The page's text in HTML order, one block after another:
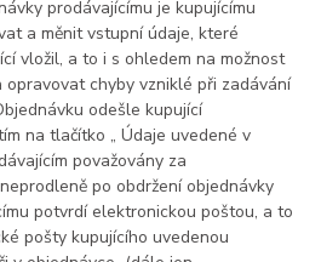
prodávajícímu je kupujícímu
a měnit vstupní údaje, které
vložil, a to i s ohledem na možnost
chyby vzniklé při zadávání
odešle kupující
na tlačítko „ Údaje uvedené v
považovány za
po obdržení objednávky
potvrdí elektronickou poštou, a to
pošty kupujícího uvedenou